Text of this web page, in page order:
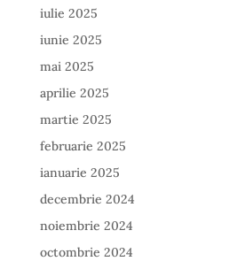
iulie 2025
iunie 2025
mai 2025
aprilie 2025
martie 2025
februarie 2025
ianuarie 2025
decembrie 2024
noiembrie 2024
octombrie 2024